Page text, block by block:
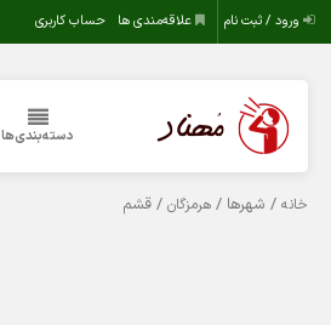
ورود / ثبت نام علاقه‌مندی ها حساب کاربری
دسته‌بندی‌ها
خانه / شهرها /هرمزگان / قشم